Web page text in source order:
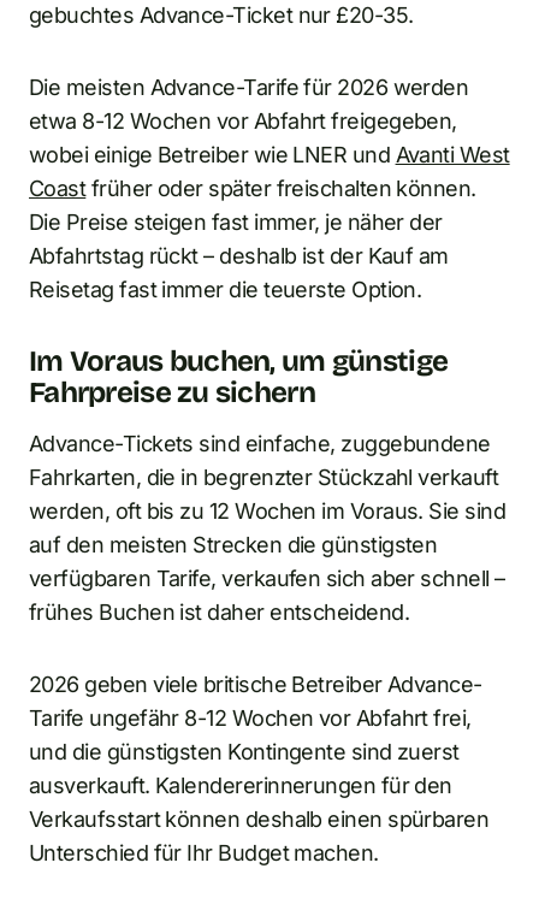
gebuchtes Advance-Ticket nur £20-35.
Die meisten Advance-Tarife für 2026 werden
etwa 8-12 Wochen vor Abfahrt freigegeben,
wobei einige Betreiber wie LNER und Avanti West
Coastfrüher oder später freischalten können.
Die Preise steigen fast immer, je näher der
Abfahrtstag rückt – deshalb ist der Kauf am
Reisetag fast immer die teuerste Option.
Im Voraus buchen, um günstige
Fahrpreise zu sichern
Advance-Tickets sind einfache, zuggebundene
Fahrkarten, die in begrenzter Stückzahl verkauft
werden, oft bis zu 12 Wochen im Voraus. Sie sind
auf den meisten Strecken die günstigsten
verfügbaren Tarife, verkaufen sich aber schnell –
frühes Buchen ist daher entscheidend.
2026 geben viele britische Betreiber Advance-
Tarife ungefähr 8-12 Wochen vor Abfahrt frei,
und die günstigsten Kontingente sind zuerst
ausverkauft. Kalendererinnerungen für den
Verkaufsstart können deshalb einen spürbaren
Unterschied für Ihr Budget machen.